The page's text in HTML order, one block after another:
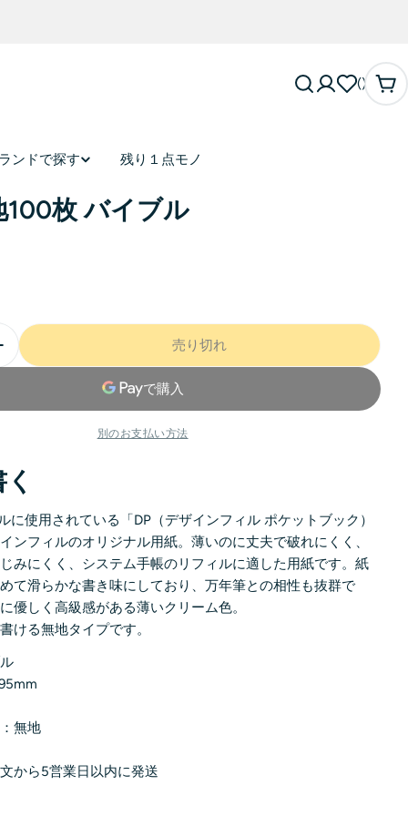
カ
ンドで探す
残り１点モノ
100枚 バイブル
売り切れ
別のお支払い方法
に使用されている「DP（デザインフィル ポケットブック）
ンフィルのオリジナル用紙。薄いのに丈夫で破れにくく、
みにくく、システム手帳のリフィルに適した用紙です。紙
て滑らかな書き味にしており、万年筆との相性も抜群で
優しく高級感がある薄いクリーム色。
ける無地タイプです。
無地
から5営業日以内に発送